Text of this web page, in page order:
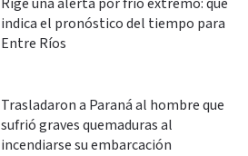
indica el pronóstico del tiempo para
Entre Ríos
Trasladaron a Paraná al hombre que
sufrió graves quemaduras al
incendiarse su embarcación